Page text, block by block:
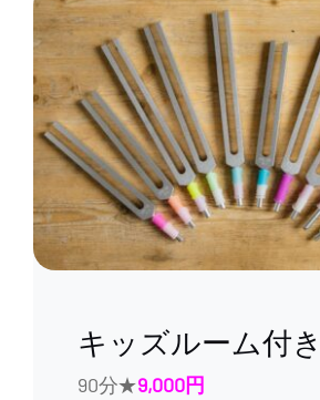
QA・体験談
ブログ
癒しのツール on-lineショップ
プロフィール
Restricted content
キッズルーム付
90分★9,000円